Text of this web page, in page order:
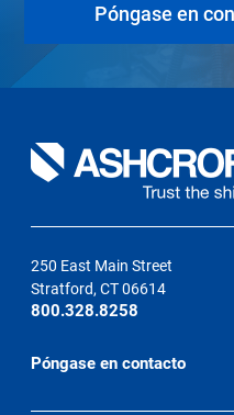
Póngase en
250 East Main Street
Stratford, CT 06614
800.328.8258
Póngase en contacto